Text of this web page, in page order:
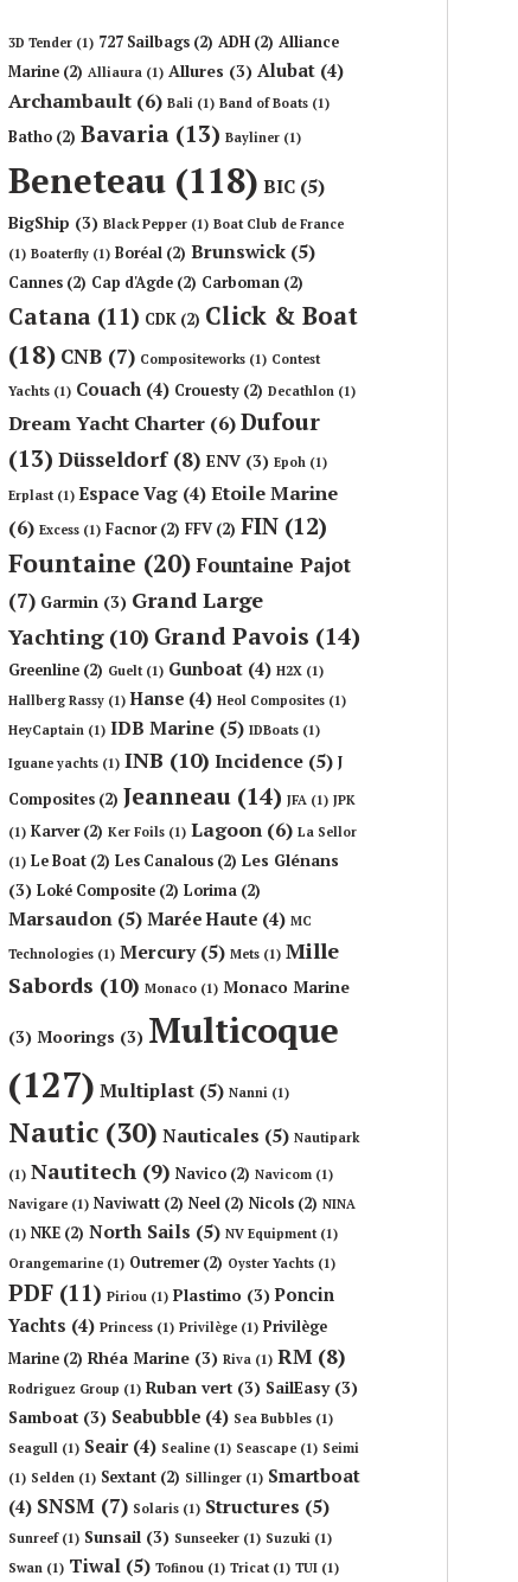
3D Tender (1) 727 Sailbags (2) ADH (2) Alliance
Marine (2) Alliaura (1) Allures (3) Alubat (4)
Archambault (6) Bali (1) Band of Boats (1)
Batho (2) Bavaria (13) Bayliner (1)
Beneteau (118) BIC (5)
BigShip (3) Black Pepper (1) Boat Club de France
(1) Boaterfly (1) Boréal (2) Brunswick (5)
Cannes (2) Cap d'Agde (2) Carboman (2)
Catana (11) CDK (2) Click & Boat
(18) CNB (7) Compositeworks (1) Contest
Yachts (1) Couach (4) Crouesty (2) Decathlon (1)
Dream Yacht Charter (6) Dufour
(13) Düsseldorf(8) ENV (3) Epoh (1)
Erplast(1) Espace Vag (4) Etoile Marine
(6) Excess (1) Facnor(2) FFV (2) FIN (12)
Fountaine (20)Fountaine Pajot
(7) Garmin (3) Grand Large
Yachting(10) Grand Pavois (14)
Greenline (2) Guelt(1) Gunboat (4) H2X (1)
Hallberg Rassy (1) Hanse (4) Heol Composites (1)
HeyCaptain (1) IDB Marine (5) IDBoats (1)
Iguane yachts (1) INB (10) Incidence (5) J
Composites (2) Jeanneau (14) JFA (1) JPK
(1) Karver(2) Ker Foils (1) Lagoon (6) La Sellor
(1) Le Boat (2) Les Canalous (2) Les Glénans
(3) Loké Composite (2) Lorima (2)
Marsaudon (5) Marée Haute (4) MC
Technologies (1) Mercury(5) Mets (1) Mille
Sabords (10) Monaco (1) Monaco Marine
(3) Moorings (3) Multicoque
(127) Multiplast (5) Nanni (1)
Nautic (30) Nauticales (5) Nautipark
(1) Nautitech (9) Navico (2) Navicom (1)
Navigare (1) Naviwatt (2) Neel (2) Nicols (2) NINA
(1) NKE (2) North Sails (5) NV Equipment(1)
Orangemarine (1) Outremer(2) Oyster Yachts (1)
PDF (11) Piriou (1) Plastimo (3) Poncin
Yachts (4) Princess (1) Privilège (1) Privilège
Marine (2) Rhéa Marine (3) Riva (1) RM (8)
Rodriguez Group (1) Ruban vert (3) SailEasy(3)
Samboat (3) Seabubble (4) Sea Bubbles (1)
Seagull (1) Seair(4) Sealine (1) Seascape (1) Seimi
(1) Selden (1) Sextant (2) Sillinger (1) Smartboat
(4) SNSM (7) Solaris (1) Structures (5)
Sunreef(1) Sunsail (3) Sunseeker (1) Suzuki (1)
Swan (1) Tiwal (5) Tofinou (1) Tricat(1) TUI (1)